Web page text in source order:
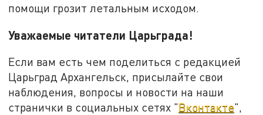
помощи грозит летальным исходом.
Уважаемые читатели Царьграда!
Если вам есть чем поделиться с редакцией
Царьград Архангельск, присылайте свои
наблюдения, вопросы и новости на наши
странички в социальных сетях "Вконтакте",